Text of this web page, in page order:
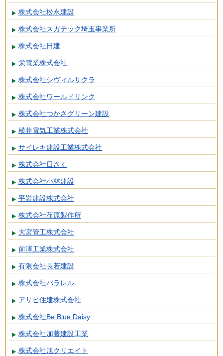
株式会社松永建設
株式会社スガテック埼玉事業所
株式会社日建
栄電業株式会社
株式会社シヴィルサクラ
株式会社ワールドリンク
株式会社つかさグリーン建設
横井電気工業株式会社
サイレキ建設工業株式会社
株式会社日さく
株式会社小林建設
平岩建設株式会社
株式会社荏原製作所
大宮管工株式会社
前澤工業株式会社
有限会社長若建設
株式会社パラレル
アサヒ住建株式会社
株式会社Be Blue Daisy
株式会社加藤建設工業
株式会社旭クリエイト